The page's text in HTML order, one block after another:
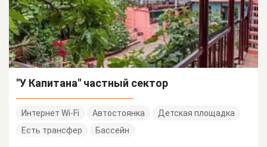
"У Капитана" частный сектор
Интернет Wi-Fi Автостоянка
Детская площадка
Есть трансфер
Бассейн